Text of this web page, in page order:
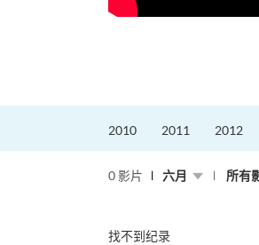
2010 2011 2012
0 影片 六月 所有
找不到纪录